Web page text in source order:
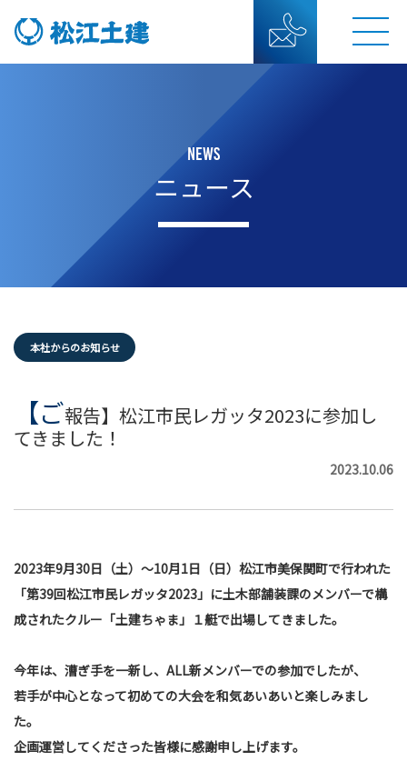
NEWS
ニュース
本社からのお知らせ
【ご報告】松江市民レガッタ2023に参加し
てきました！
2023.10.06
2023年9月30日（土）～10月1日（日）松江市美保関町で行われた
「第39回松江市民レガッタ2023」に土木部舗装課のメンバーで構
成されたクルー「土建ちゃま」１艇で出場してきました。
今年は、漕ぎ手を一新し、ALL新メンバーでの参加でしたが、
若手が中心となって初めての大会を和気あいあいと楽しみまし
た。
企画運営してくださった皆様に感謝申し上げます。